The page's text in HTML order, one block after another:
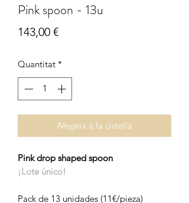
Pink spoon - 13u
143,00 €Price
Quantitat *
Afegeix a la cistella
Pink drop shaped spoon
¡Lote único!
Pack de 13 unidades (11€/pieza)